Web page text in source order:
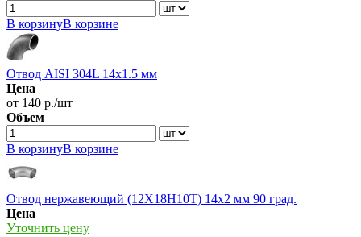
В корзинуВ корзине
Отвод AISI 304L 14х1.5 мм
Цена
от 140 р./шт
Объем
В корзинуВ корзине
Отвод нержавеющий (12Х18Н10Т) 14х2 мм 90 град.
Цена
Уточнить цену